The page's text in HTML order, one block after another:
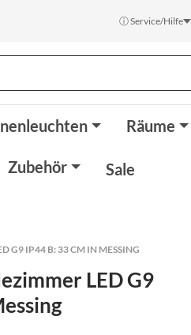
ⓘ Service/Hilfe
Räume
Zubehör Sale
G9 IP44 B: 33 CM IN MESSING
LED G9